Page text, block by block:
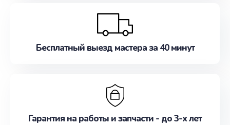
Бесплатный выезд мастера за 40 минут
Гарантия на работы и запчасти - до 3-х лет